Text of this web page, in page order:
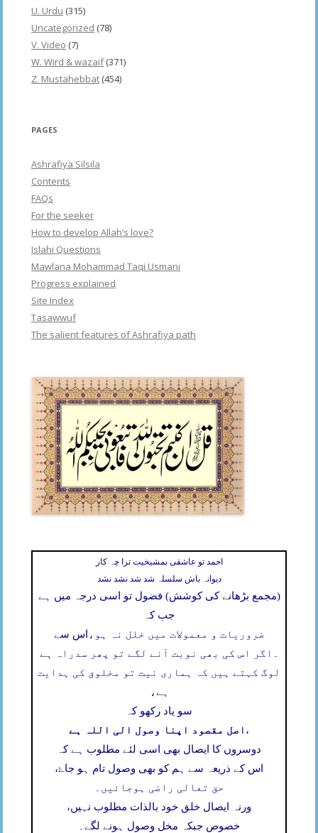
U. Urdu (315)
Uncategorized (78)
V. Video (7)
W. Wird & wazaif(371)
Z. Mustahebbat (454)
PAGES
Ashrafiya Silsila
Contents
FAQs
For the seeker
How to develop Allah’s love?
Islahi Questions
Mawlana Mohammad Taqi Usmani
Progress explained
Site Index
Tasawwuf
The salient features of Ashrafiya path
احمد تو عاشقی بمشیخیت ترا چہ کار
دیوانہ باش سلسلہ شد شد نشد نشد
(مجمع بڑھانے کی کوشش) فضول تو اسی درجہ میں ہے
جب کہ
اس سے ضروریات و معمولات میں خلل نہ ہو،
اگر اس کی بھی نوبت آنے لگے تو پھر سدراہ ہے
لوگ کہتے ہیں کہ ہماری نیت تو مخلوق کی ہدایت
ہے،
سو یاد رکھو کہ
اصل مقصود اپنا وصول الی اللہ ہے ،
دوسروں کا ایصال بھی اسی لئے مطلوب ہے کہ
اس کے ذریعہ سے ہم کو بھی وصول تام ہو جاۓ،
حق تعالی راضی ہوجائیں۔
ورنہ ایصال خلق خود بالذات مطلوب نہیں،
خصوص جبکہ مخل وصول ہونے لگے۔